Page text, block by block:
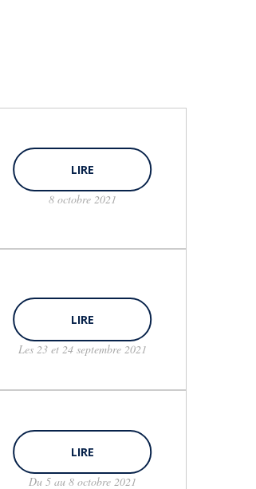
LIRE
8 octobre 2021
LIRE
Les 23 et 24 septembre 2021
LIRE
Du 5 au 8 octobre 2021